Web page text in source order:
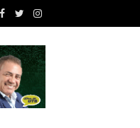
Facebook
TwitterInstagram